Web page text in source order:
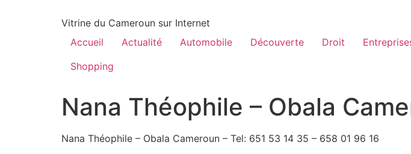
Vitrine du Cameroun sur Internet
Accueil
Actualité Automobile Découverte Droit
Shopping
Nana Théophile – Obala
Nana Théophile – Obala Cameroun – Tel: 651 53 14 35 – 658 01 96 16